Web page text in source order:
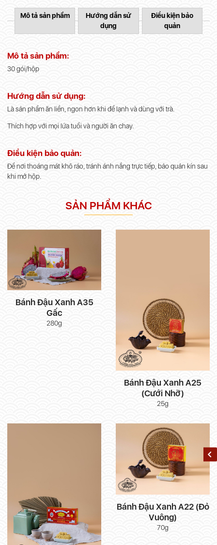
Mô tả sản phẩm
Hướng dẫn sử
dụng
Điều kiện bảo
quản
Mô tả sản phẩm:
30 gói/hộp
Hướng dẫn sử dụng:
Là sản phẩm ăn liền, ngon hơn khi để lạnh và dùng với trà.
Thích hợp với mọi lứa tuổi và người ăn chay.
Điều kiện bảo quản:
Để nơi thoáng mát khô ráo, tránh ánh nắng trực tiếp, bảo quản kín sau
khi mở hộp.
SẢN PHẨM KHÁC
Bánh Đậu Xanh A35
Gấc
280g
Bánh Đậu Xanh A25
(Cưới Nhỡ)
25g
Bánh Đậu Xanh A22 (Đỏ
Vuông)
70g